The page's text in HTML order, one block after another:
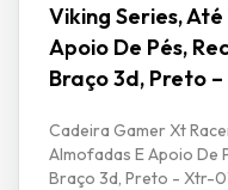
Viking Series,
Apoio De Pés,
Braço 3d, Preto
Cadeira Gamer Xt
Almofadas E Apoio De
Braço 3d, Preto - Xtr-